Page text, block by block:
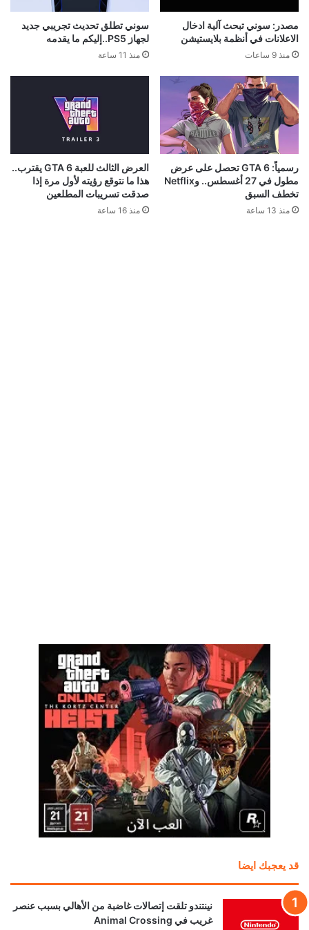
مصدر: سوني تبحث آلية ادخال
الاعلانات في أنظمة بلايستيشن
منذ 9 ساعات
سوني تطلق تحديث تجريبي جديد
لجهاز PS5..إليكم ما يقدمه
منذ 11 ساعة
رسمياً: GTA 6 تحصل على عرض
مطول في 27 أغسطس.. وNetflix
تخطف السبق
منذ 13 ساعة
العرض الثالث للعبة GTA 6 يقترب..
هذا ما نتوقع رؤيته لأول مرة إذا
صدقت تسريبات المطلعين
منذ 16 ساعة
قد يعجبك ايضا
نينتندو تلقت إتصالات غاضبة من الأهالي بسبب عنصر
غريب في Animal Crossing